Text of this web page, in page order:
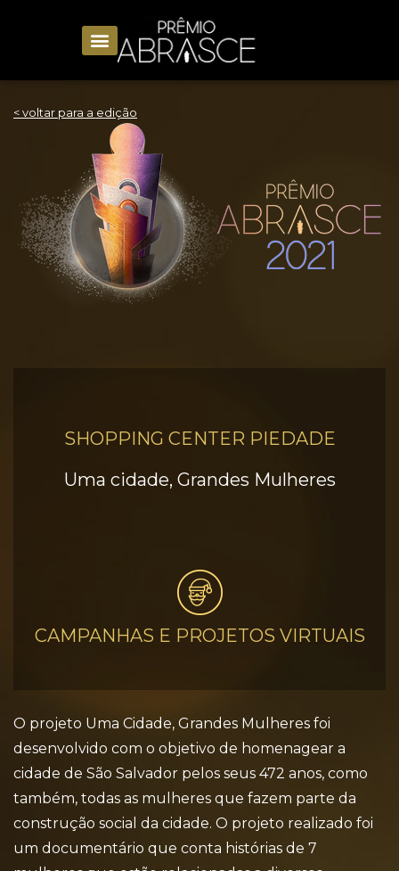
< voltar para a edição
SHOPPING CENTER PIEDADE
Uma cidade, Grandes Mulheres
CAMPANHAS E PROJETOS VIRTUAIS
O projeto Uma Cidade, Grandes Mulheres foi
desenvolvido com o objetivo de homenagear a
cidade de São Salvador pelos seus 472 anos, como
também, todas as mulheres que fazem parte da
construção social da cidade. O projeto realizado foi
um documentário que conta histórias de 7